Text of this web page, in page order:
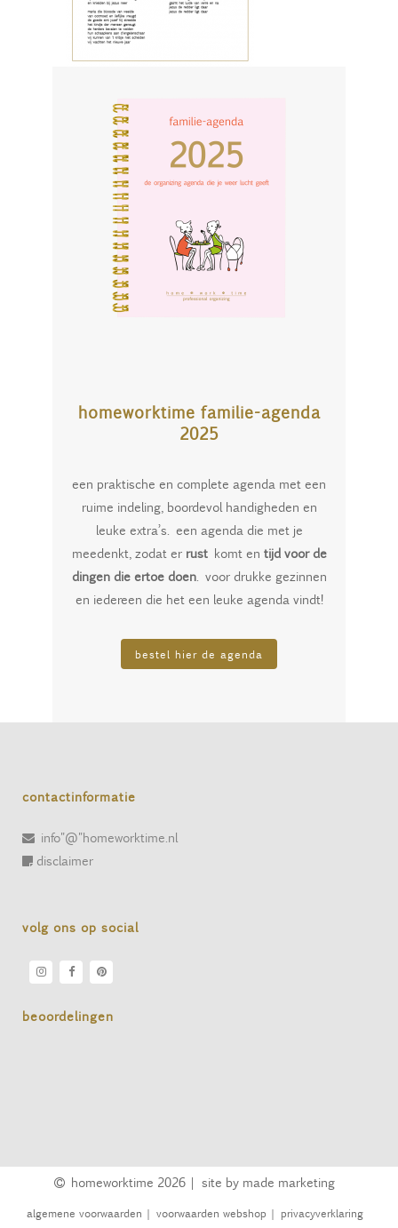
homeworktime familie-agenda
2025
een praktische en complete agenda met een
ruime indeling, boordevol handigheden en
leuke extra’s. een agenda die met je
meedenkt, zodat er rustkomt en tijd voor de
dingen die ertoe doen. voor drukke gezinnen
en iedereen die het een leuke agenda vindt!
bestel hier de agenda
contactinformatie
info"@"homeworktime.nl
disclaimer
volg ons op social
beoordelingen
homeworktime 2026 | site by made marketing
algemene voorwaarden| voorwaarden webshop| privacyverklaring